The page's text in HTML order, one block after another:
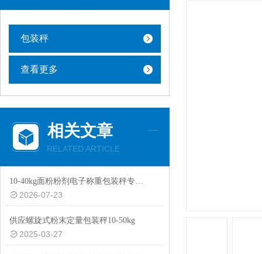
包装秤
查看更多
相关文章
RELATED ARTICLE
10-40kg面粉粉剂电子称重包装秤专用设备
2026-07-23
供应螺旋式粉末定量包装秤10-50kg
2025-03-27